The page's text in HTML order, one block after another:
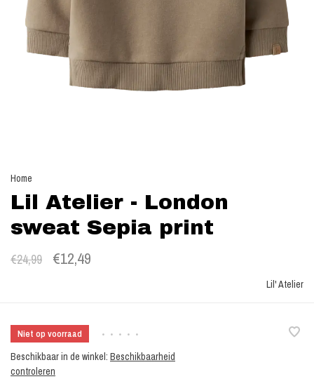
Home
Lil Atelier - London
sweat Sepia print
€24,99 €12,49
Lil' Atelier
Niet op voorraad • • • • •
Beschikbaar in de winkel: Beschikbaarheid
controleren